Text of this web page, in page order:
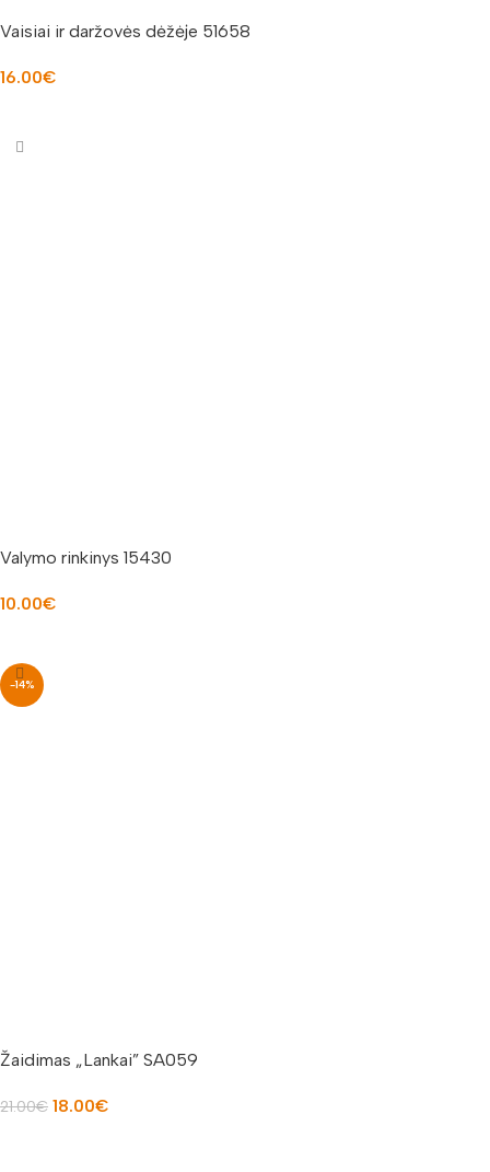
Vaisiai ir daržovės dėžėje 51658
16.00€
Valymo rinkinys 15430
10.00€
-14%
Žaidimas „Lankai” SA059
21.00€ 18.00€